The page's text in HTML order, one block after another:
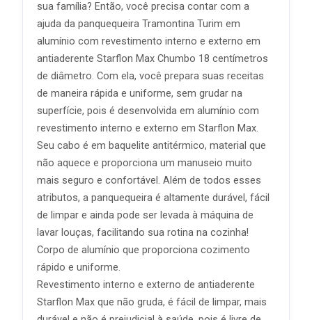
sua família? Então, você precisa contar com a
ajuda da panquequeira Tramontina Turim em
alumínio com revestimento interno e externo em
antiaderente Starflon Max Chumbo 18 centímetros
de diâmetro. Com ela, você prepara suas receitas
de maneira rápida e uniforme, sem grudar na
superfície, pois é desenvolvida em alumínio com
revestimento interno e externo em Starflon Max.
Seu cabo é em baquelite antitérmico, material que
não aquece e proporciona um manuseio muito
mais seguro e confortável. Além de todos esses
atributos, a panquequeira é altamente durável, fácil
de limpar e ainda pode ser levada à máquina de
lavar louças, facilitando sua rotina na cozinha!
Corpo de alumínio que proporciona cozimento
rápido e uniforme.
Revestimento interno e externo de antiaderente
Starflon Max que não gruda, é fácil de limpar, mais